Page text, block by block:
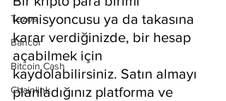
Tezos
Bancor
Bitcoin Cash
Chainlink
komisyoncusu ya da takasına
karar verdiğinizde, bir hesap
açabilmek için
kaydolabilirsiniz. Satın almayı
planladığınız platforma ve